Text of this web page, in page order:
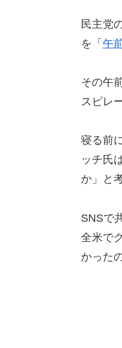
民主党
を「 午
その午
スピレ
寝る前
ッチ氏
か」と
SNSで
全米で
かった